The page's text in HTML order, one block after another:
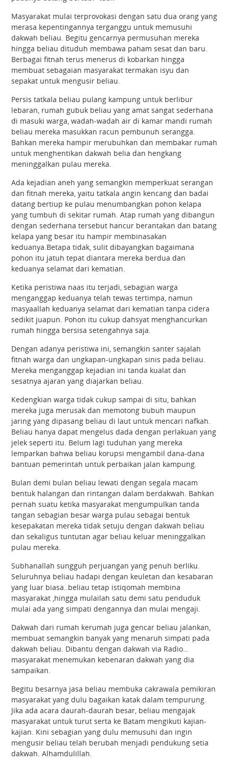
Masyarakat mulai terprovokasi dengan satu dua orang yang
merasa kepentingannya terganggu untuk memusuhi
dakwah beliau. Begitu gencarnya permusuhan mereka
hingga beliau dituduh membawa paham sesat dan baru.
Berbagai fitnah terus menerus di kobarkan hingga
membuat sebagaian masyarakat termakan isyu dan
sepakat untuk mengusir beliau.
Persis tatkala beliau pulang kampung untuk berlibur
lebaran, rumah gubuk beliau yang amat sangat sederhana
di masuki warga, wadah-wadah air di kamar mandi rumah
beliau mereka masukkan racun pembunuh serangga.
Bahkan mereka hampir merubuhkan dan membakar rumah
untuk menghentikan dakwah belia dan hengkang
meninggalkan pulau mereka.
Ada kejadian aneh yang semangkin memperkuat serangan
dan fitnah mereka, yaitu tatkala angin kencang dan badai
datang bertiup ke pulau menumbangkan pohon kelapa
yang tumbuh di sekitar rumah. Atap rumah yang dibangun
dengan sederhana tersebut hancur berantakan dan batang
kelapa yang besar itu hampir membinasakan
keduanya.Betapa tidak, sulit dibayangkan bagaimana
pohon itu jatuh tepat diantara mereka berdua dan
keduanya selamat dari kematian.
Ketika peristiwa naas itu terjadi, sebagian warga
menganggap keduanya telah tewas tertimpa, namun
masyaallah keduanya selamat dari kematian tanpa cidera
sedikit juapun. Pohon itu cukup dahsyat menghancurkan
rumah hingga bersisa setengahnya saja.
Dengan adanya peristiwa ini, semangkin santer sajalah
fitnah warga dan ungkapan-ungkapan sinis pada beliau.
Mereka menganggap kejadian ini tanda kualat dan
sesatnya ajaran yang diajarkan beliau.
Kedengkian warga tidak cukup sampai di situ, bahkan
mereka juga merusak dan memotong bubuh maupun
jaring yang dipasang beliau di laut untuk mencari nafkah.
Beliau hanya dapat mengelus dada dengan perlakuan yang
jelek seperti itu. Belum lagi tuduhan yang mereka
lemparkan bahwa beliau korupsi mengambil dana-dana
bantuan pemerintah untuk perbaikan jalan kampung.
Bulan demi bulan beliau lewati dengan segala macam
bentuk halangan dan rintangan dalam berdakwah. Bahkan
pernah suatu ketika masyarakat mengumpulkan tanda
tangan sebagian besar warga pulau sebagai bentuk
kesepakatan mereka tidak setuju dengan dakwah beliau
dan sekaligus tuntutan agar beliau keluar meninggalkan
pulau mereka.
Subhanallah sungguh perjuangan yang penuh berliku.
Seluruhnya beliau hadapi dengan keuletan dan kesabaran
yang luar biasa..beliau tetap istiqomah membina
masyarakat ,hingga mulailah satu demi satu penduduk
mulai ada yang simpati dengannya dan mulai mengaji.
Dakwah dari rumah kerumah juga gencar beliau jalankan,
membuat semangkin banyak yang menaruh simpati pada
dakwah beliau. Dibantu dengan dakwah via Radio…
masyarakat menemukan kebenaran dakwah yang dia
sampaikan.
Begitu besarnya jasa beliau membuka cakrawala pemikiran
masyarakat yang dulu bagaikan katak dalam tempurung.
Jika ada acara daurah-daurah besar, beliau mengajak
masyarakat untuk turut serta ke Batam mengikuti kajian-
kajian. Kini sebagian yang dulu memusuhi dan ingin
mengusir beliau telah berubah menjadi pendukung setia
dakwah. Alhamdulillah.